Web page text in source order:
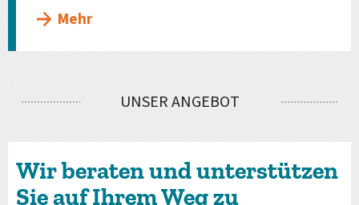
Mehr
UNSER ANGEBOT
Wir beraten und unterstützen
Sie auf Ihrem Weg zu